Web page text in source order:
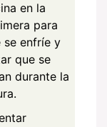
en la
para
se enfríe y
que se
durante la